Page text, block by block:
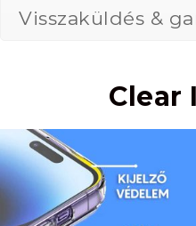
Visszaküldés &
Clear